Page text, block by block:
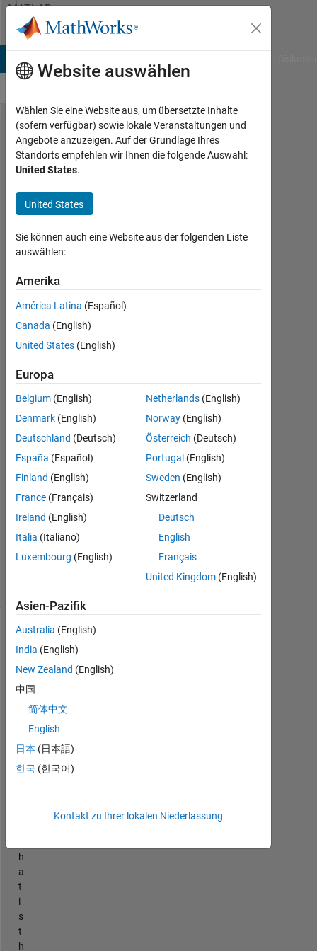
Weiter zum Inhalt
MATLAB
Answers
Best
way to
surface
matrix
values
of +/-
infinity
7
Jan.
2025
Antwort
akzeptiert
Aktualisiert
8 Jan. 2025
8
Ältere
Kommentare
anzeigen
t
h
h
a
t
i
s
t
h
Website auswählen
Wählen Sie eine Website aus, um übersetzte Inhalte
(sofern verfügbar) sowie lokale Veranstaltungen und
Angebote anzuzeigen. Auf der Grundlage Ihres
Standorts empfehlen wir Ihnen die folgende Auswahl:
United States.
United States
Sie können auch eine Website aus der folgenden Liste
auswählen:
Amerika
América Latina (Español)
Canada (English)
United States (English)
Europa
Belgium (English)
Denmark (English)
Deutschland (Deutsch)
España (Español)
Finland (English)
France (Français)
Ireland (English)
Italia (Italiano)
Luxembourg (English)
Netherlands (English)
Norway (English)
Österreich (Deutsch)
Portugal (English)
Sweden (English)
Switzerland
Deutsch
English
Français
United Kingdom (English)
Asien-Pazifik
Australia (English)
India (English)
New Zealand (English)
中国
简体中文
English
日本 (日本語)
한국 (한국어)
Kontakt zu Ihrer lokalen Niederlassung